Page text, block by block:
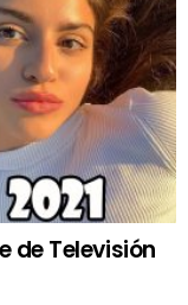
de Televisión